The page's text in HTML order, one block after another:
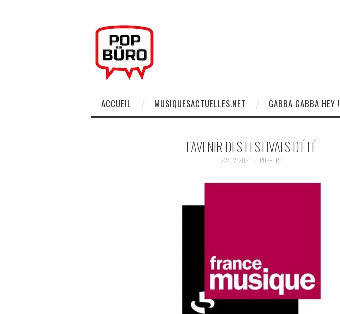
ACCUEIL MUSIQUESACTUELLES.NET GABBA GABBA HEY !
L’AVENIR DES FESTIVALS D’ÉTÉ
22/02/2021 POPBURO